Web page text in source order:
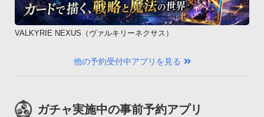
VALKYRIE NEXUS（ヴァルキリーネクサス）
他の予約受付中アプリを見る
ガチャ実施中の事前予約アプリ